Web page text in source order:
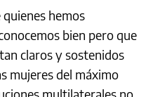
hemos
bien pero que
claros y sostenidos
mujeres del máximo